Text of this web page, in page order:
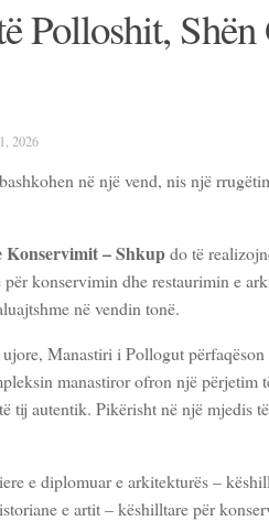
Polloshit,
2026
në një vend, nis një
Konservimit – Shkupdo të
konservimin dhe restaurimin e
në vendin tonë.
Manastiri i Pollogut
manastiror ofron një përjetim
autentik. Pikërisht në një mjedis
e diplomuar e arkitekturës –
e artit – këshilltare për